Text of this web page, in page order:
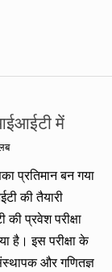
में
प्रतिमान बन गया
की तैयारी
प्रवेश परीक्षा
है। इस परीक्षा के
और गणितज्ञ